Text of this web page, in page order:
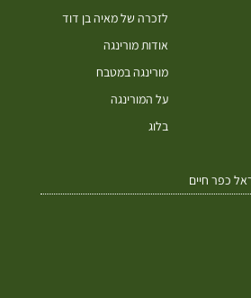
כפר חיים
לזכרה של מאיה בן דוד
אודות מורינגה
מורינגה במטבח
על המורינגה
בלוג